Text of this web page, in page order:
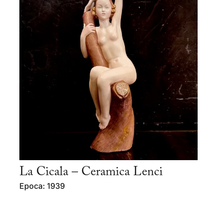
La Cicala – Ceramica Lenci
Epoca: 1939